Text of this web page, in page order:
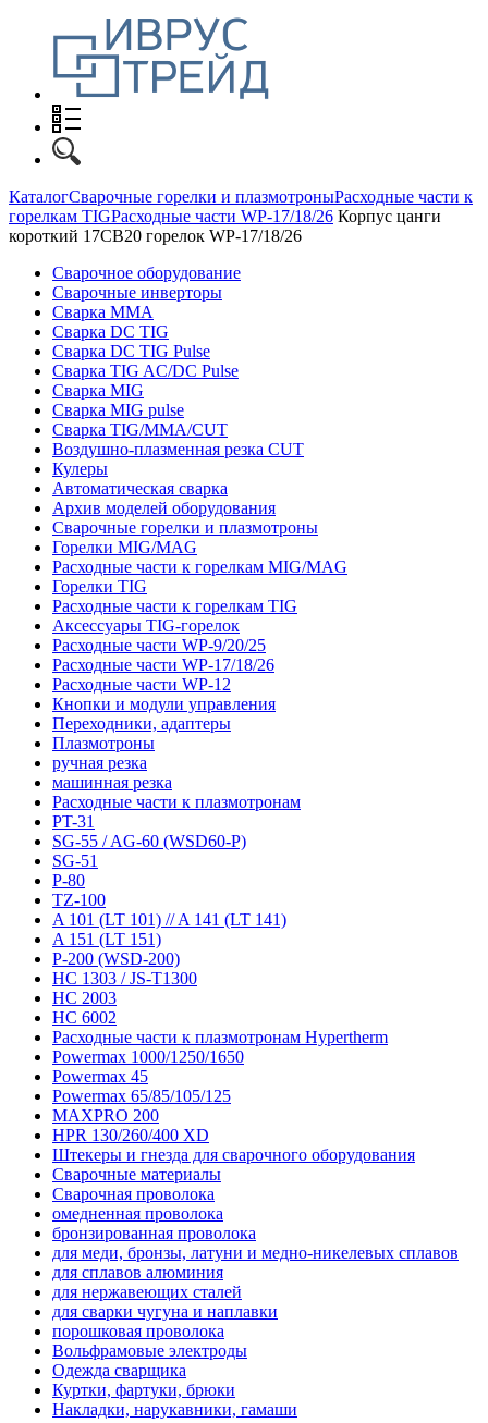
КаталогСварочные горелки и плазмотроныРасходные части к
горелкам TIGРасходные части WP-17/18/26 Корпус цанги
короткий 17CB20 горелок WP-17/18/26
Сварочное оборудование
Сварочные инверторы
Сварка MMA
Сварка DC TIG
Сварка DC TIG Pulse
Сварка TIG AC/DC Pulse
Сварка MIG
Сварка MIG pulse
Сварка TIG/MMA/CUT
Воздушно-плазменная резка CUT
Кулеры
Автоматическая сварка
Архив моделей оборудования
Сварочные горелки и плазмотроны
Горелки MIG/MAG
Расходные части к горелкам MIG/MAG
Горелки TIG
Расходные части к горелкам TIG
Аксессуары TIG-горелок
Расходные части WP-9/20/25
Расходные части WP-17/18/26
Расходные части WP-12
Кнопки и модули управления
Переходники, адаптеры
Плазмотроны
ручная резка
машинная резка
Расходные части к плазмотронам
PT-31
SG-55 / AG-60 (WSD60-P)
SG-51
P-80
TZ-100
A 101 (LT 101) // A 141 (LT 141)
A 151 (LT 151)
P-200 (WSD-200)
HC 1303 / JS-T1300
HC 2003
HC 6002
Расходные части к плазмотронам Hypertherm
Powermax 1000/1250/1650
Powermax 45
Powermax 65/85/105/125
MAXPRO 200
HPR 130/260/400 XD
Штекеры и гнезда для сварочного оборудования
Сварочные материалы
Сварочная проволока
омедненная проволока
бронзированная проволока
для меди, бронзы, латуни и медно-никелевых сплавов
для сплавов алюминия
для нержавеющих сталей
для сварки чугуна и наплавки
порошковая проволока
Вольфрамовые электроды
Одежда сварщика
Куртки, фартуки, брюки
Накладки, нарукавники, гамаши